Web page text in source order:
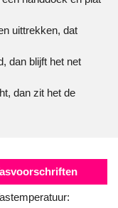
uittrekken, dat
dan blijft het net
dan zit het de